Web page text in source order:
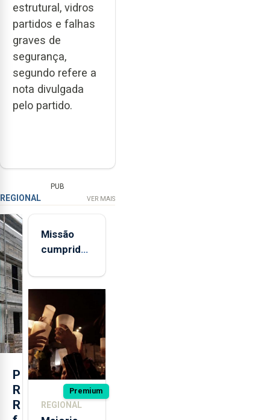
estrutural, vidros
partidos e falhas
graves de
segurança,
segundo refere a
nota divulgada
pelo partido.
PUB
REGIONAL VER MAIS
P
R
R
Missão
cumprida:
açorianos
após
missão na
Roménia
Premium
REGIONAL